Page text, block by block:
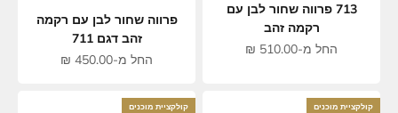
713 פרווה שחור לבן עם
רקמה זהב
מחיר מבצע
החל מ-510.00 ₪
פרווה שחור לבן עם רקמה
זהב דגם 711
מחיר מבצע
החל מ-450.00 ₪
קולקציית מוכנים קולקציית מוכנים